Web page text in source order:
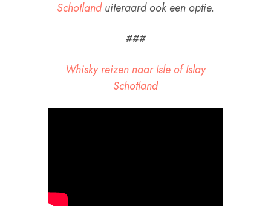
Schotlanduiteraard ook een optie.
###
Whisky reizen naar Isle of Islay
Schotland